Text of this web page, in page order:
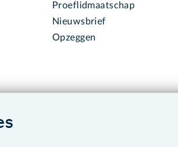
Proeflidmaatschap
Nieuwsbrief
Opzeggen